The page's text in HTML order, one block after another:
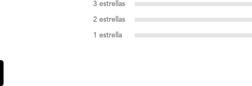
3 estrellas
2 estrellas
1 estrella